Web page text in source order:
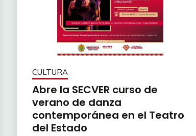
CULTURA
Abre la SECVER curso de
verano de danza
contemporánea en el Teatro
del Estado